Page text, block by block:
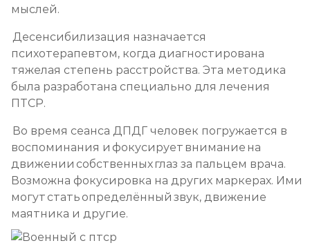
мыслей.
Десенсибилизация назначается
психотерапевтом, когда диагностирована
тяжелая степень расстройства. Эта методика
была разработана специально для лечения
ПТСР.
Во время сеанса ДПДГ человек погружается в
воспоминания и фокусирует внимание на
движении собственных глаз за пальцем врача.
Возможна фокусировка на других маркерах. Ими
могут стать определённый звук, движение
маятника и другие.